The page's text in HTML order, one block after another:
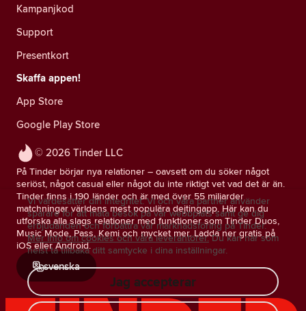
© 2026 Tinder LLC
På Tinder börjar nya relationer – oavsett om du söker något
seriöst, något casual eller något du inte riktigt vet vad det är än.
Tinder finns i 190 länder och är med över 55 miljarder
matchningar världens mest populära dejtingapp. Här kan du
utforska alla slags relationer med funktioner som Tinder Duos,
Music Mode, Pass, Kemi och mycket mer. Ladda ner gratis på
iOS eller Android.
svenska
Kampanjkod
Support
Presentkort
Skaffa appen!
App Store
Google Play Store
Vi värdesätter din integritet. Vi och våra partner använder
spårare för att mäta besök på vår webbplats samt ge dig
erbjudanden och förbättra vår marknadsföring på Tinder.
Mer info om cookies och våra leverantörer. Du kan när som
helst ta tillbaka ditt samtycke i dina inställningar.
Jag accepterar